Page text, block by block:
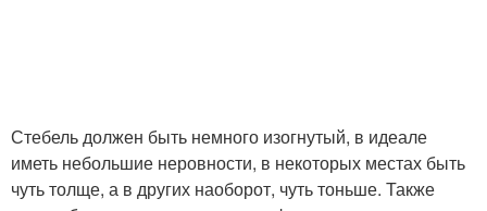
Стебель должен быть немного изогнутый, в идеале
иметь небольшие неровности, в некоторых местах быть
чуть толще, а в других наоборот, чуть тоньше. Также